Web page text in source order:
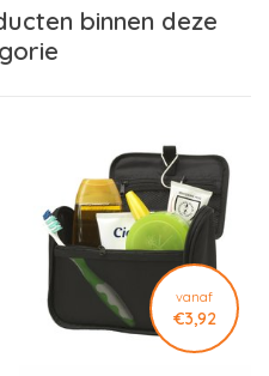
is de toepassing van de
blockchain-technologie wordt
is gemaakt van
ontstaat volledige
van het
binnen deze
vanaf
€3,92